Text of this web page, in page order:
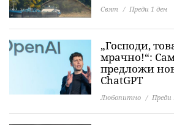
Свят Преди 1 ден
„Господи,
мрачно!“:
предложи
ChatGPT
Любопитно Преди